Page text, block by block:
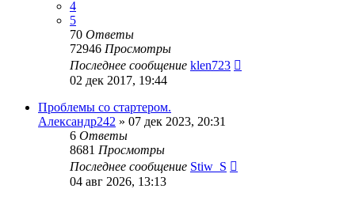
4
5
70 Ответы
72946 Просмотры
Последнее сообщение klen723
02 дек 2017, 19:44
Проблемы со стартером.
Александр242 » 07 дек 2023, 20:31
6 Ответы
8681 Просмотры
Последнее сообщение Stiw_S
04 авг 2026, 13:13